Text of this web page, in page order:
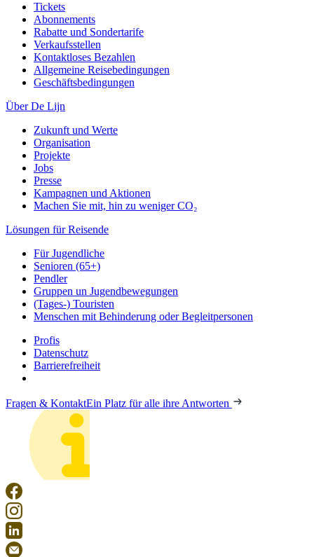
Tickets
Abonnements
Rabatte und Sondertarife
Verkaufsstellen
Kontaktloses Bezahlen
Allgemeine Reisebedingungen
Geschäftsbedingungen
Über De Lijn
Zukunft und Werte
Organisation
Projekte
Jobs
Presse
Kampagnen und Aktionen
Machen Sie mit, hin zu weniger CO₂
Lösungen für Reisende
Für Jugendliche
Senioren (65+)
Pendler
Gruppen un Jugendbewegungen
(Tages-) Touristen
Menschen mit Behinderung oder Begleitpersonen
Profis
Datenschutz
Barrierefreiheit
Fragen & KontaktEin Platz für alle ihre Antworten